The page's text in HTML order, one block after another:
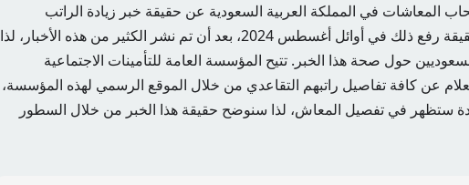
المعاشات في المملكة العربية السعودية عن حقيقة خبر زيادة الراتب
التقاعدي بنسبة 20%، وأيضاً عن حقيقة رفع ذلك في أوائل أغسطس 2024، بعد أن تم نشر الكثير من هذه الأخبار، لذا
حول صحة هذا الخبر. تتيح المؤسسة العامة للتأمينات الاجتماعية
عن كافة تفاصيل راتبهم التقاعدي من خلال الموقع الرسمي لهذه المؤسسة،
ستظهر في تفصيل المعاش، لذا سنوضح حقيقة هذا الخبر من خلال السطور